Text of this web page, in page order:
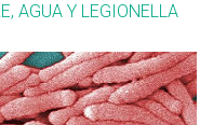
AGUA Y LEGIONELLA